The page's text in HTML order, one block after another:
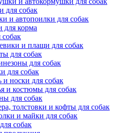
для собак
и автопоилки для собак
для корма
и плащи для собак
для собак
для собак
для собак
и носки для собак
и костюмы для собак
для собак
толстовки и кофты для собак
и майки для собак
собак